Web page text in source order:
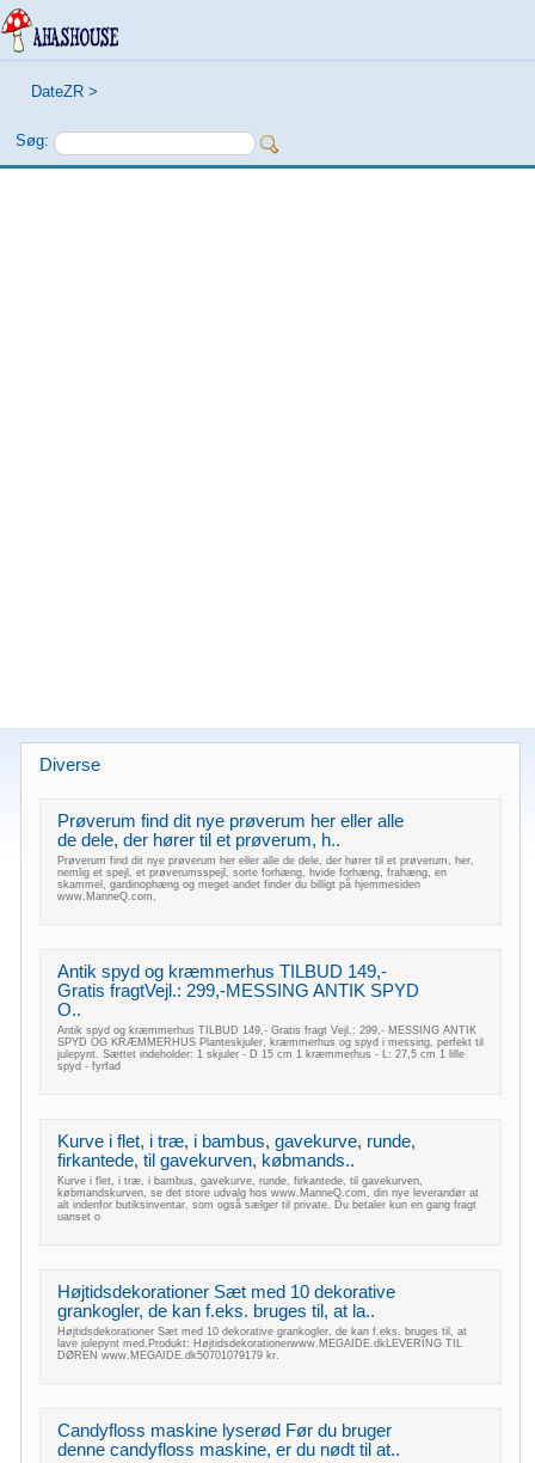
DateZR >
Søg:
Diverse
Prøverum find dit nye prøverum her eller alle
de dele, der hører til et prøverum, h..
Prøverum find dit nye prøverum her eller alle de dele, der hører til et prøverum, her,
nemlig et spejl, et prøverumsspejl, sorte forhæng, hvide forhæng, frahæng, en
skammel, gardinophæng og meget andet finder du billigt på hjemmesiden
www.ManneQ.com,
Antik spyd og kræmmerhus TILBUD 149,-
Gratis fragtVejl.: 299,-MESSING ANTIK SPYD
O..
Antik spyd og kræmmerhus TILBUD 149,- Gratis fragt Vejl.: 299,- MESSING ANTIK
SPYD OG KRÆMMERHUS Planteskjuler, kræmmerhus og spyd i messing, perfekt til
julepynt. Sættet indeholder: 1 skjuler - D 15 cm 1 kræmmerhus - L: 27,5 cm 1 lille
spyd - fyrfad
Kurve i flet, i træ, i bambus, gavekurve, runde,
firkantede, til gavekurven, købmands..
Kurve i flet, i træ, i bambus, gavekurve, runde, firkantede, til gavekurven,
købmandskurven, se det store udvalg hos www.ManneQ.com, din nye leverandør at
alt indenfor butiksinventar, som også sælger til private. Du betaler kun en gang fragt
uanset o
Højtidsdekorationer Sæt med 10 dekorative
grankogler, de kan f.eks. bruges til, at la..
Højtidsdekorationer Sæt med 10 dekorative grankogler, de kan f.eks. bruges til, at
lave julepynt med.Produkt: Højtidsdekorationerwww.MEGAIDE.dkLEVERING TIL
DØREN www.MEGAIDE.dk50701079179 kr.
Candyfloss maskine lyserød Før du bruger
denne candyfloss maskine, er du nødt til at..